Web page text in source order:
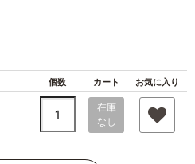
個数 カート お気に入り
在庫
なし